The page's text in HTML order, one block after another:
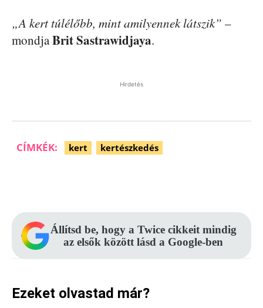
„A kert túlélőbb, mint amilyennek látszik” –
mondjaBrit Sastrawidjaya.
Hirdetés
CÍMKÉK: kert kertészkedés
Állítsd be, hogy a Twice cikkeit mindig
az elsők között lásd a Google-ben
Ezeket olvastad már?